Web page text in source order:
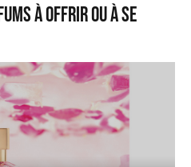
à offrir ou à se